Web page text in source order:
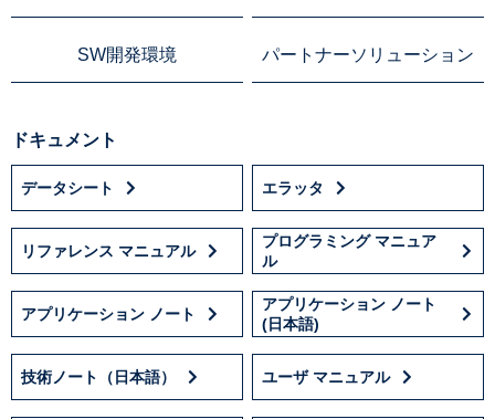
SW開発環境 パートナーソリューション
ドキュメント
データシート エラッタ
リファレンス マニュアル
プログラミング マニュア
ル
アプリケーション ノート
アプリケーション ノート
(日本語)
技術ノート（日本語） ユーザ マニュアル